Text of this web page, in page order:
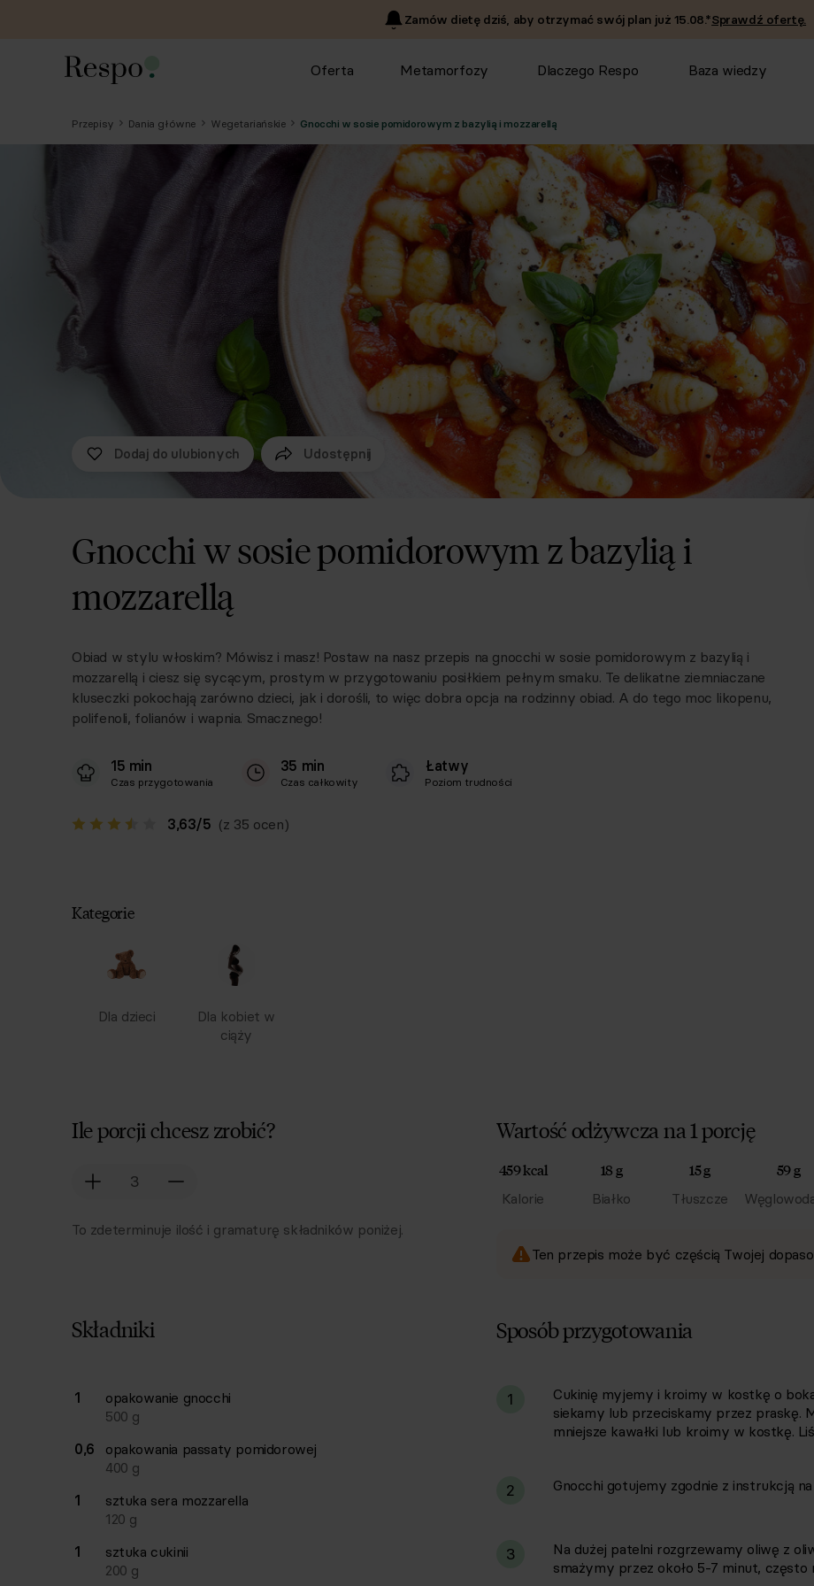
Zamów dietę dziś, aby otrzymać swój plan już 15.08.*Sprawdź ofertę.
Oferta Metamorfozy Dlaczego Respo Baza wiedzy
Przepisy Dania główne Wegetariańskie Gnocchi w sosie pomidorowym z bazylią i mozzarellą
Dodaj do ulubionych Udostępnij
Gnocchi w sosie pomidorowym z bazylią i
mozzarellą
Obiad w stylu włoskim? Mówisz i masz! Postaw na nasz przepis na gnocchi w sosie pomidorowym z bazylią i
mozzarellą i ciesz się sycącym, prostym w przygotowaniu posiłkiem pełnym smaku. Te delikatne ziemniaczane
kluseczki pokochają zarówno dzieci, jak i dorośli, to więc dobra opcja na rodzinny obiad. A do tego moc likopenu,
polifenoli, folianów i wapnia. Smacznego!
15 min
Czas przygotowania
35 min
Czas całkowity
Łatwy
Poziom trudności
3,63/5 (z 35 ocen)
Kategorie
Dla dzieci
Dla kobiet w
ciąży
Ile porcji chcesz zrobić?
To zdeterminuje ilość i gramaturę składników poniżej.
Wartość odżywcza na 1 porcję
459 kcal
Kalorie
18 g
Białko
15 g
Tłuszcze
59 g
Ten przepis może być częścią Twojej
Składniki
Lista składników przepisu z ilościami i wagami
Ilość Składnik
1 opakowanie gnocchi
500 g
0,6
opakowania passaty pomidorowej
400 g
1
sztuka sera mozzarella
120 g
1
sztuka cukinii
200 g
Sposób przygotowania
1
Cukinię myjemy i kroimy w kostkę o
siekamy lub przeciskamy przez praskę.
mniejsze kawałki lub kroimy w kostkę.
2 Gnocchi gotujemy zgodnie z instrukcją
3
Na dużej patelni rozgrzewamy oliwę z
smażymy przez około 5-7 minut, często